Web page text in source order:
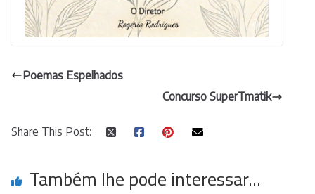
Poemas Espelhados
Concurso SuperTmatik
Share This Post:
Também lhe pode interessar...